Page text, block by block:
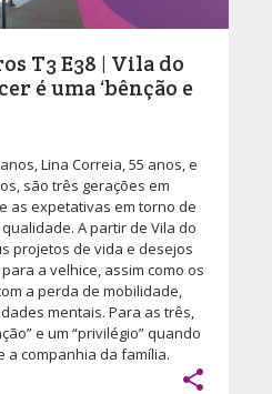
T3 E38 | Vila do
é uma ‘bênção e
Lina Correia, 55 anos, e
são três gerações em
as expetativas em torno de
A partir de Vila do
projetos de vida e desejos
a velhice, assim como os
a perda de mobilidade,
mentais. Para as três,
e um “privilégio” quando
a companhia da família.
